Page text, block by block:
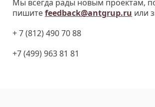
Мы всегда рады новым проектам,
пишитеfeedback@antgrup.ru или
+ 7 (812) 490 70 88
+7 (499) 963 81 81